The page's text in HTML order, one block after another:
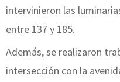
intervinieron las
entre 137 y 185.
Además, se realizaron
intersección con la